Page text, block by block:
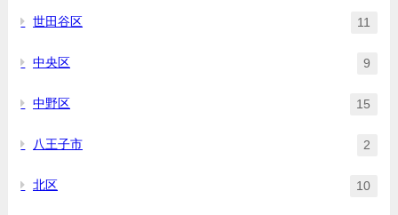
世田谷区 11
中央区 9
中野区 15
八王子市 2
北区 10